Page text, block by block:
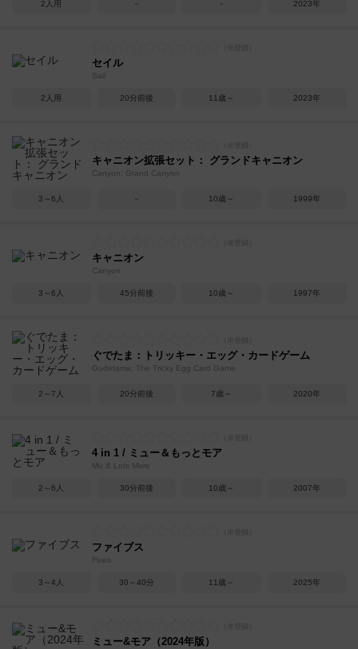
2人用 － － 2023年
セイル
Sail
2人用 20分前後 11歳～ 2023年
キャニオン拡張セット： グランドキャニオン
Canyon: Grand Canyon
3～6人 － 10歳～ 1999年
キャニオン
Canyon
3～6人 45分前後 10歳～ 1997年
ぐでたま：トリッキー・エッグ・カードゲーム
Gudetama: The Tricky Egg Card Game
2～7人 20分前後 7歳～ 2020年
4 in 1 / ミュー＆もっとモア
Mü & Lots More
2～6人 30分前後 10歳～ 2007年
ファイブス
Fives
3～4人 30～40分 11歳～ 2025年
ミュー&モア（2024年版）